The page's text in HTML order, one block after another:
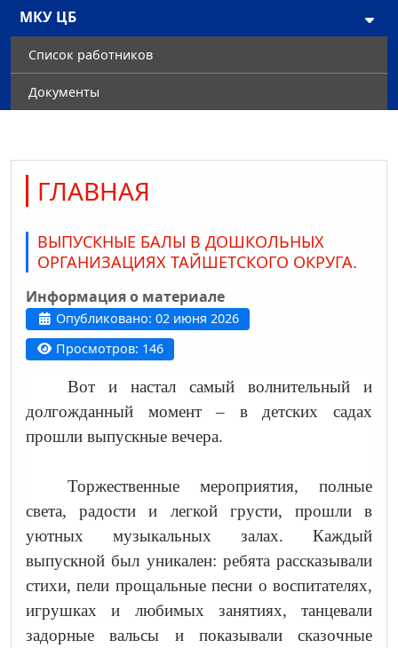
МКУ ЦБ
Список работников
Документы
ГЛАВНАЯ
ВЫПУСКНЫЕ БАЛЫ В ДОШКОЛЬНЫХ
ОРГАНИЗАЦИЯХ ТАЙШЕТСКОГО ОКРУГА.
Информация о материале
Опубликовано: 02 июня 2026
Просмотров: 146
Вот и настал самый волнительный и
долгожданный момент – в детских садах
прошли выпускные вечера.
Торжественные мероприятия, полные
света, радости и легкой грусти, прошли в
уютных музыкальных залах. Каждый
выпускной был уникален: ребята рассказывали
стихи, пели прощальные песни о воспитателях,
игрушках и любимых занятиях, танцевали
задорные вальсы и показывали сказочные